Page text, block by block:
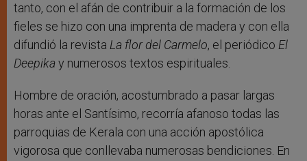
tanto, con el afán de contribuir a la formación de los
fieles se hizo con una imprenta de madera y con ella
difundió la revista La flor del Carmelo, el periódico El
Deepika y numerosos textos espirituales.
Hombre de oración, acostumbrado a pasar largas
horas ante el Santísimo, recorría afanoso todas las
parroquias de Kerala con una acción apostólica
vigorosa que conllevaba numerosas bendiciones. En